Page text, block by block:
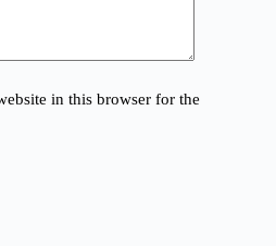
in this browser for the